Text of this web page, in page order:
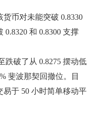
币对未能突破 0.8330
和 0.8300 支撑
跌破了从 0.8275 摆动低
斐波那契回撤位。目
于 50 小时简单移动平